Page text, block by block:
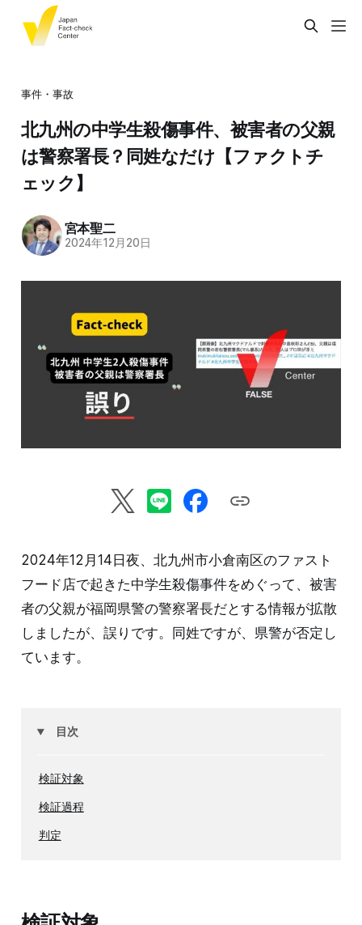
事件・事故
北九州の中学生殺傷事件、被害者の父親
は警察署長？同姓なだけ【ファクトチ
ェック】
宮本聖二
2024年12月20日
2024年12月14日夜、北九州市小倉南区のファスト
フード店で起きた中学生殺傷事件をめぐって、被害
者の父親が福岡県警の警察署長だとする情報が拡散
しましたが、誤りです。同姓ですが、県警が否定し
ています。
目次
検証対象
検証過程
判定